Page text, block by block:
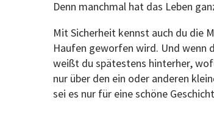
Denn manchmal hat das Leben
Mit Sicherheit kennst auch du die
Haufen geworfen wird. Und wenn
weißt du spätestens hinterher,
nur über den ein oder anderen
sei es nur für eine schöne